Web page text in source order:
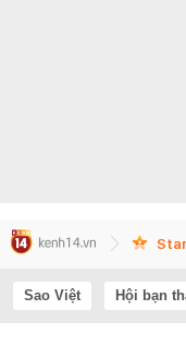
Star
Sao Việt Hội bạn